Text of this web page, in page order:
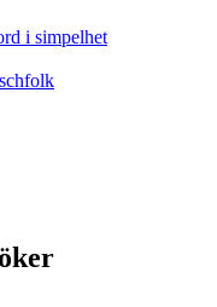
i simpelhet